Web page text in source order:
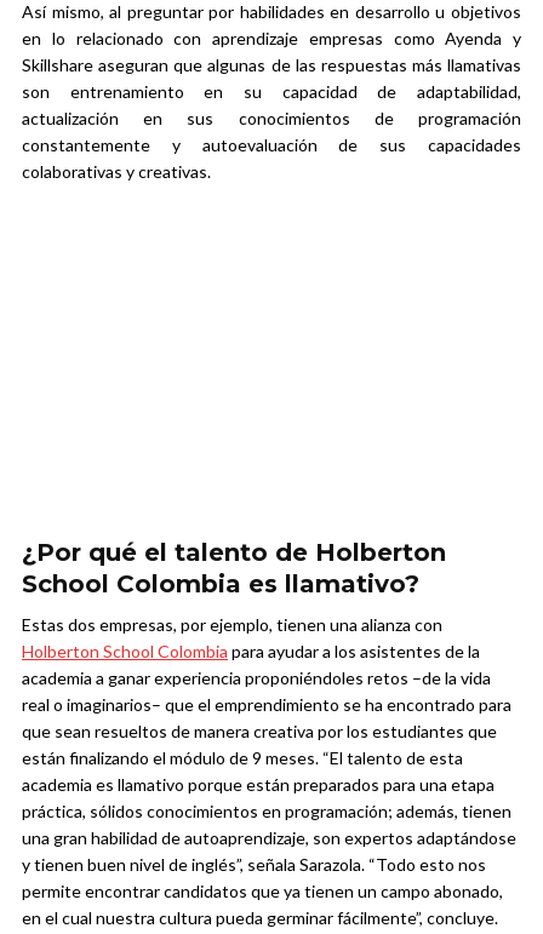
Así mismo, al preguntar por habilidades en desarrollo u objetivos
en lo relacionado con aprendizaje empresas como Ayenda y
Skillshare aseguran que algunas de las respuestas más llamativas
son entrenamiento en su capacidad de adaptabilidad,
actualización en sus conocimientos de programación
constantemente y autoevaluación de sus capacidades
colaborativas y creativas.
¿Por qué el talento de Holberton
School Colombia es llamativo?
Estas dos empresas, por ejemplo, tienen una alianza con
Holberton School Colombia para ayudar a los asistentes de la
academia a ganar experiencia proponiéndoles retos –de la vida
real o imaginarios– que el emprendimiento se ha encontrado para
que sean resueltos de manera creativa por los estudiantes que
están finalizando el módulo de 9 meses. “El talento de esta
academia es llamativo porqueestán preparados para una etapa
práctica, sólidos conocimientos en programación; además, tienen
una gran habilidad de autoaprendizaje, son expertos adaptándose
y tienen buen nivel de inglés”, señala Sarazola. “Todo esto nos
permite encontrar candidatos que ya tienen un campo abonado,
en el cual nuestra cultura pueda germinar fácilmente”, concluye.